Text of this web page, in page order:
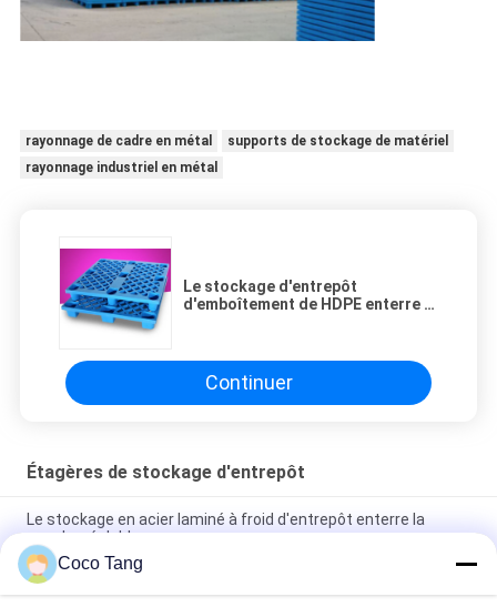
rayonnage de cadre en métal
supports de stockage de matériel
rayonnage industriel en métal
Le stockage d'entrepôt
d'emboîtement de HDPE enterre la
Continuer
Étagères de stockage d'entrepôt
Le stockage en acier laminé à froid d'entrepôt enterre la
couche réglable
Cages empilables de stockage d'entrepôt de GV d'ISO9001
ISO2015 avec des étagères
Coco Tang